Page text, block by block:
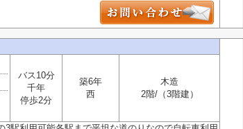
バス10分
千年
停歩2分
築6年
西
木造
2階/（3階建）